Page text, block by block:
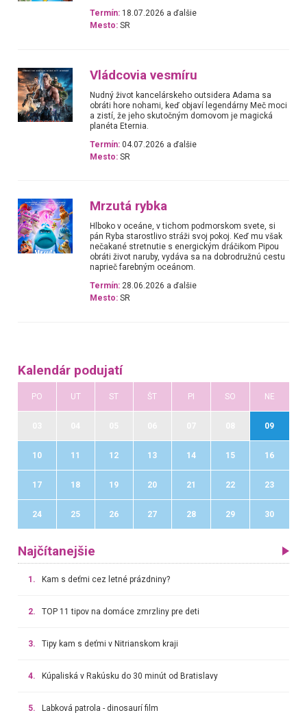
Termín: 18.07.2026 a ďalšie
Mesto: SR
Vládcovia vesmíru
Nudný život kancelárskeho outsidera Adama sa
obráti hore nohami, keď objaví legendárny Meč moci
a zistí, že jeho skutočným domovom je magická
planéta Eternia.
Termín: 04.07.2026 a ďalšie
Mesto: SR
Mrzutá rybka
Hlboko v oceáne, v tichom podmorskom svete, si
pán Ryba starostlivo stráži svoj pokoj. Keď mu však
nečakané stretnutie s energickým dráčikom Pipou
obráti život naruby, vydáva sa na dobrodružnú cestu
naprieč farebným oceánom.
Termín: 28.06.2026 a ďalšie
Mesto: SR
Kalendár podujatí
PO UT ST ŠT PI SO NE
09
10 11 12 13 14 15 16
17 18 19 20 21 22 23
24 25 26 27 28 29 30
Najčítanejšie
1. Kam s deťmi cez letné prázdniny?
2. TOP 11 tipov na domáce zmrzliny pre deti
3. Tipy kam s deťmi v Nitrianskom kraji
4. Kúpaliská v Rakúsku do 30 minút od Bratislavy
5. Labková patrola - dinosaurí film